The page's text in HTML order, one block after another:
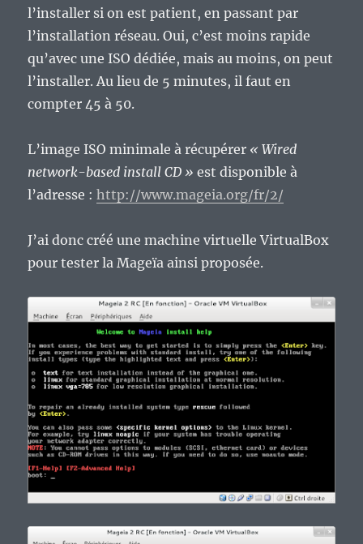
l’installer si on est patient, en passant par
l’installation réseau. Oui, c’est moins rapide
qu’avec une ISO dédiée, mais au moins, on peut
l’installer. Au lieu de 5 minutes, il faut en
compter 45 à 50.
L’image ISO minimale à récupérer « Wired
network-based install CD » est disponible à
l’adresse :http://www.mageia.org/fr/2/
J’ai donc créé une machine virtuelle VirtualBox
pour tester la Mageïa ainsi proposée.